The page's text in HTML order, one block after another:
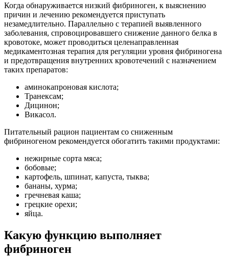
Когда обнаруживается низкий фибриноген, к выяснению
причин и лечению рекомендуется приступать
незамедлительно. Параллельно с терапией выявленного
заболевания, спровоцировавшего снижение данного белка в
кровотоке, может проводиться целенаправленная
медикаментозная терапия для регуляции уровня фибриногена
и предотвращения внутренних кровотечений с назначением
таких препаратов:
аминокапроновая кислота;
Транексам;
Дицинон;
Викасол.
Питательный рацион пациентам со сниженным
фибриногеном рекомендуется обогатить такими продуктами:
нежирные сорта мяса;
бобовые;
картофель, шпинат, капуста, тыква;
бананы, хурма;
гречневая каша;
грецкие орехи;
яйца.
Какую функцию выполняет
фибриноген